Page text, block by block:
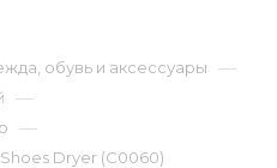
обувь и аксессуары —
—
—
Dryer (C0060)